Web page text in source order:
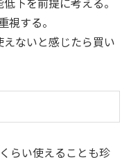
する。
ないと感じたら買い
らい使えることも珍